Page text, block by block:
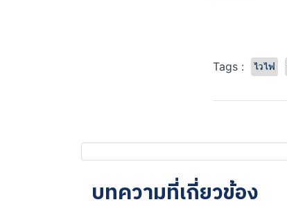
Tags : ไวไฟ
บทความที่เกี่ยวข้อง